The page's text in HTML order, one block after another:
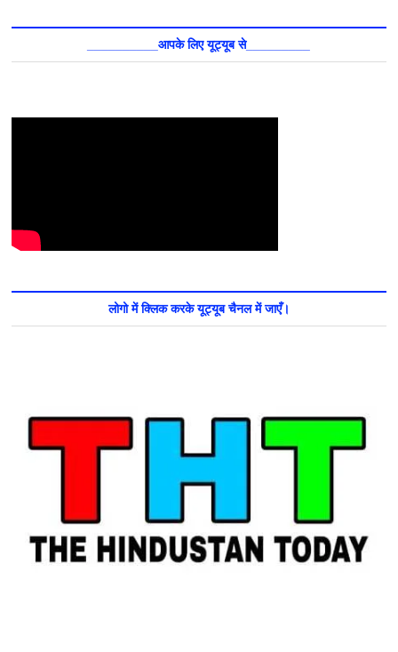
__________आपके लिए यूट्यूब से_________
लोगो में क्लिक करके यूट्यूब चैनल में जाएँ।